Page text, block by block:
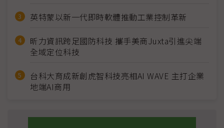
英特蒙以新一代即時軟體推動工業控制革新
昕力資訊跨足國防科技 攜手美商Juxta引進尖端
全域定位科技
台科大育成新創虎智科技亮相AI WAVE 主打企業
地端AI商用